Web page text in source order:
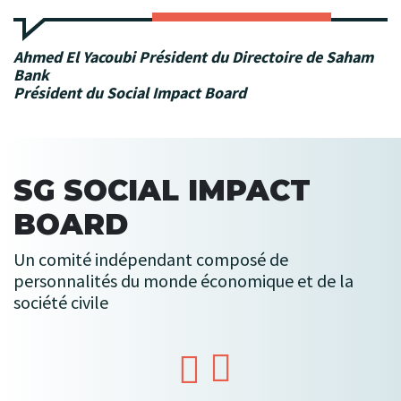
Ahmed El Yacoubi Président du Directoire de Saham
Bank
Président du Social Impact Board
SG SOCIAL IMPACT
BOARD
Un comité indépendant composé de
personnalités du monde économique et de la
société civile